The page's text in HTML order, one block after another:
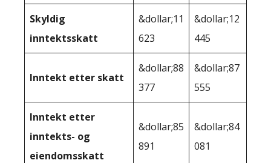
Skyldig
inntektsskatt
&dollar;11
623
&dollar;12
445
Inntekt etter skatt
&dollar;88
377
&dollar;87
555
Inntekt etter
inntekts- og
eiendomsskatt
&dollar;85
891
&dollar;84
081